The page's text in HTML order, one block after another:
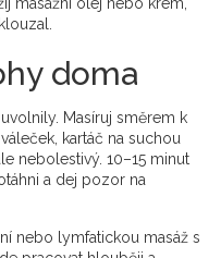
doma
Masíruj směrem k
kartáč na suchou
nebolestivý. 10–15 minut
a dej pozor na
nebo lymfatickou masáž s